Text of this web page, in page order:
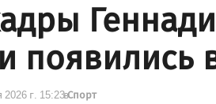
появились
2026 г. 15:23вСпорт